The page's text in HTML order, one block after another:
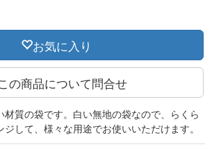
お気に入り
この商品について問合せ
材質の袋です。白い無地の袋なので、らくら
ジして、様々な用途でお使いいただけます。